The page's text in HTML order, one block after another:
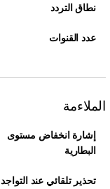
نطاق التردد
عدد القنوات
الملاءمة
إشارة انخفاض مستوى
البطارية
تحذير تلقائي عند التواجد